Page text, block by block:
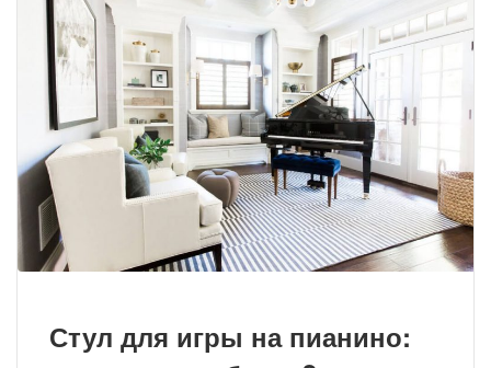
Стул для игры на пианино: